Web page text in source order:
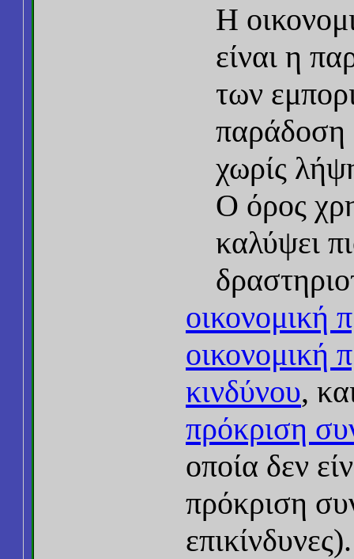
Η
είναι η
των
παράδοση
χωρίς
Ο όρος
καλύψει
οικονομική
οικονομική
κινδύνου,
πρόκριση
οποία δεν
πρόκριση
επικίνδυνες).